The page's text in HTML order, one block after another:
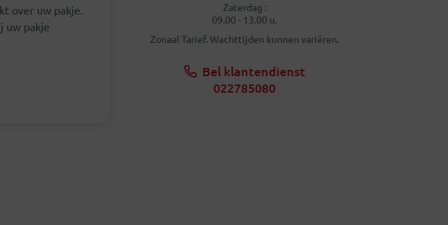
over uw pakje.
uw pakje
Zaterdag :
09.00 - 13.00 u.
Zonaal Tarief. Wachttijden kunnen variëren.
Bel klantendienst
022785080